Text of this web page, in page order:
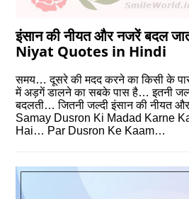
इंसान की नीयत और नजरें बदल
Niyat Quotes in Hindi
समय… दूसरे की मदद करने का किसी के
में अड़गें डालने का सबके पास है… इतनी
बदलती… जितनी जल्‍दी इंसान की नीयत
Samay Dusron Ki Madad Karne
Hai… Par Dusron Ke Kaam…